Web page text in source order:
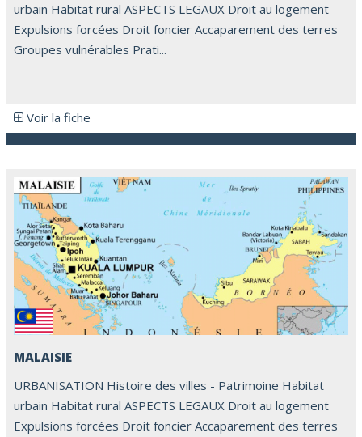
urbain Habitat rural ASPECTS LEGAUX Droit au logement
Expulsions forcées Droit foncier Accaparement des terres
Groupes vulnérables Prati...
Voir la fiche
MALAISIE
URBANISATION Histoire des villes - Patrimoine Habitat
urbain Habitat rural ASPECTS LEGAUX Droit au logement
Expulsions forcées Droit foncier Accaparement des terres